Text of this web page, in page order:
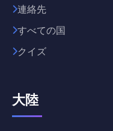
連絡先
すべての国
クイズ
大陸